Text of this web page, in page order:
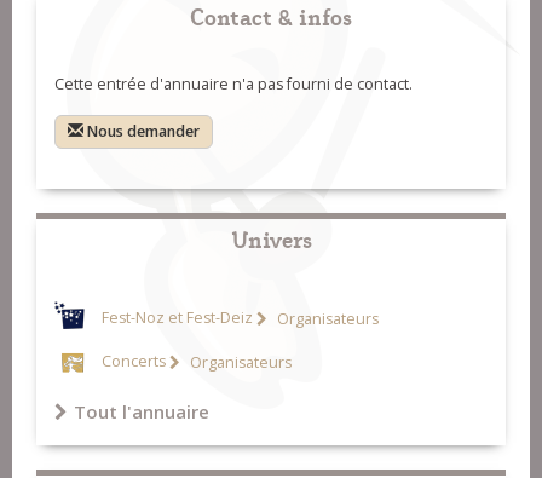
Contact & infos
Cette entrée d'annuaire n'a pas fourni de contact.
Nous demander
Univers
Fest-Noz et Fest-Deiz Organisateurs
Concerts Organisateurs
Tout l'annuaire